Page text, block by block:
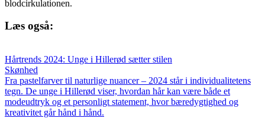
blodcirkulationen.
Læs også:
Hårtrends 2024: Unge i Hillerød sætter stilen
Skønhed
Fra pastelfarver til naturlige nuancer – 2024 står i individualitetens
tegn. De unge i Hillerød viser, hvordan hår kan være både et
modeudtryk og et personligt statement, hvor bæredygtighed og
kreativitet går hånd i hånd.